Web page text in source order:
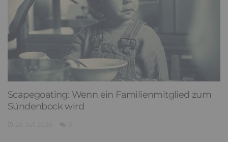
Scapegoating: Wenn ein Familienmitglied zum
Sündenbock wird